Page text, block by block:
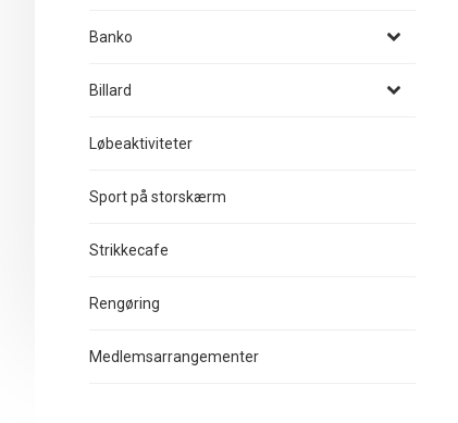
Banko
Billard
Løbeaktiviteter
Sport på storskærm
Strikkecafe
Rengøring
Medlemsarrangementer